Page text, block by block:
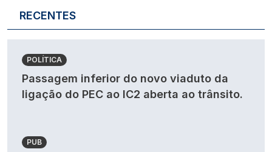
RECENTES
POLÍTICA
Passagem inferior do novo viaduto da
ligação do PEC ao IC2 aberta ao trânsito.
PUB